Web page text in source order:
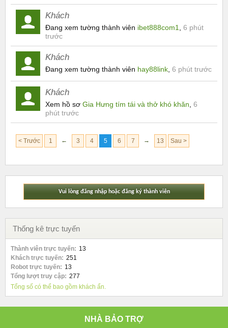
Khách
Đang xem tường thành viên ibet888com1
6 phút
trước
Khách
Đang xem tường thành viên hay88link 6 phút trước
Khách
Xem hồ sơ Gia Hưng tím tái và thở khó khăn 6
phút trước
< Trước 1 ← 3 4 5 6 7 → 13 Sau >
Vui lòng đăng nhập hoặc đăng ký thành viên
Thống kê trực tuyến
Thành viên trực tuyến: 13
Khách trực tuyến: 251
Robot trực tuyến: 13
Tổng lượt truy cập: 277
Tổng số có thể bao gồm khách ẩn.
NHÀ BẢO TRỢ